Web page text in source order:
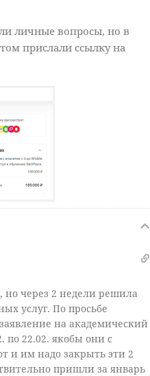
личные вопросы, но в
прислали ссылку на
через 2 недели решила
услуг. По просьбе
на академический
по 22.02. якобы они с
и им надо закрыть эти 2
пришли за январь